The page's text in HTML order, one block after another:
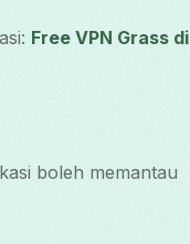
Free VPN Grass di
boleh memantau